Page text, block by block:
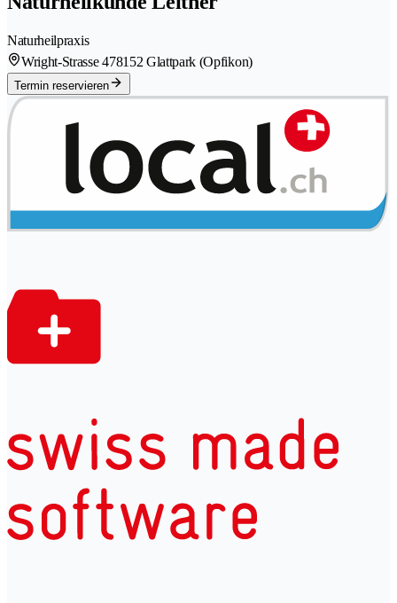
Naturheilpraxis
Wright-Strasse 478152 Glattpark (Opfikon)
Termin reservieren